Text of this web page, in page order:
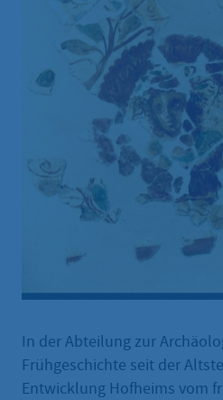
In der Abteilung zur
Frühgeschichte seit der
Entwicklung Hofheims vom